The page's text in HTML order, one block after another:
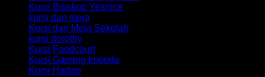
Kursi Bioskop Yesnice
kursi dan meja
Kursi dan Meja Sekolah
kursi dorothy
Kursi Foodcourt
Kursi Gaming Importa
Kursi Hadap